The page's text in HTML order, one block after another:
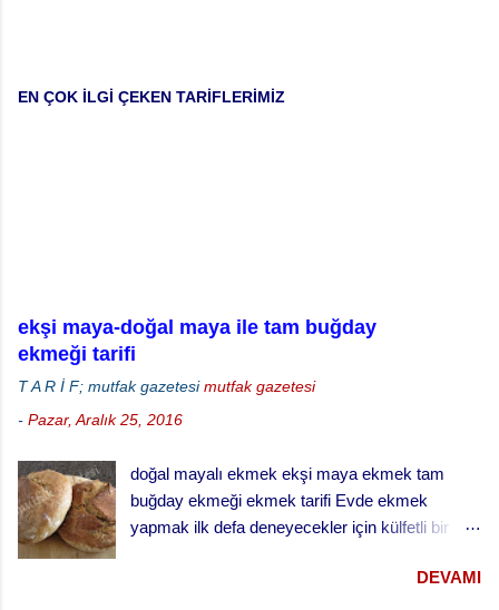
G
EN ÇOK İLGİ ÇEKEN TARİFLERİMİZ
ekşi maya-doğal maya ile tam buğday
ekmeği tarifi
T A R İ F; mutfak gazetesi mutfak gazetesi
- Pazar, Aralık 25, 2016
doğal mayalı ekmek ekşi maya ekmek tam
buğday ekmeği ekmek tarifi Evde ekmek
yapmak ilk defa deneyecekler için külfetli bir
DEVAMI